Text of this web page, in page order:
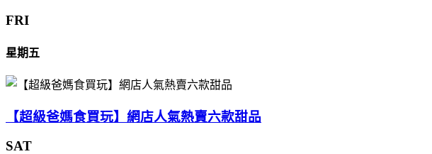
FRI
星期五
【超級爸媽食買玩】網店人氣熱賣六款甜品
SAT